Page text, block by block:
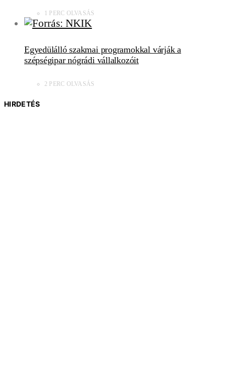
1 PERC OLVASÁS
Egyedülálló szakmai programokkal várják a
szépségipar nógrádi vállalkozóit
2 PERC OLVASÁS
HIRDETÉS